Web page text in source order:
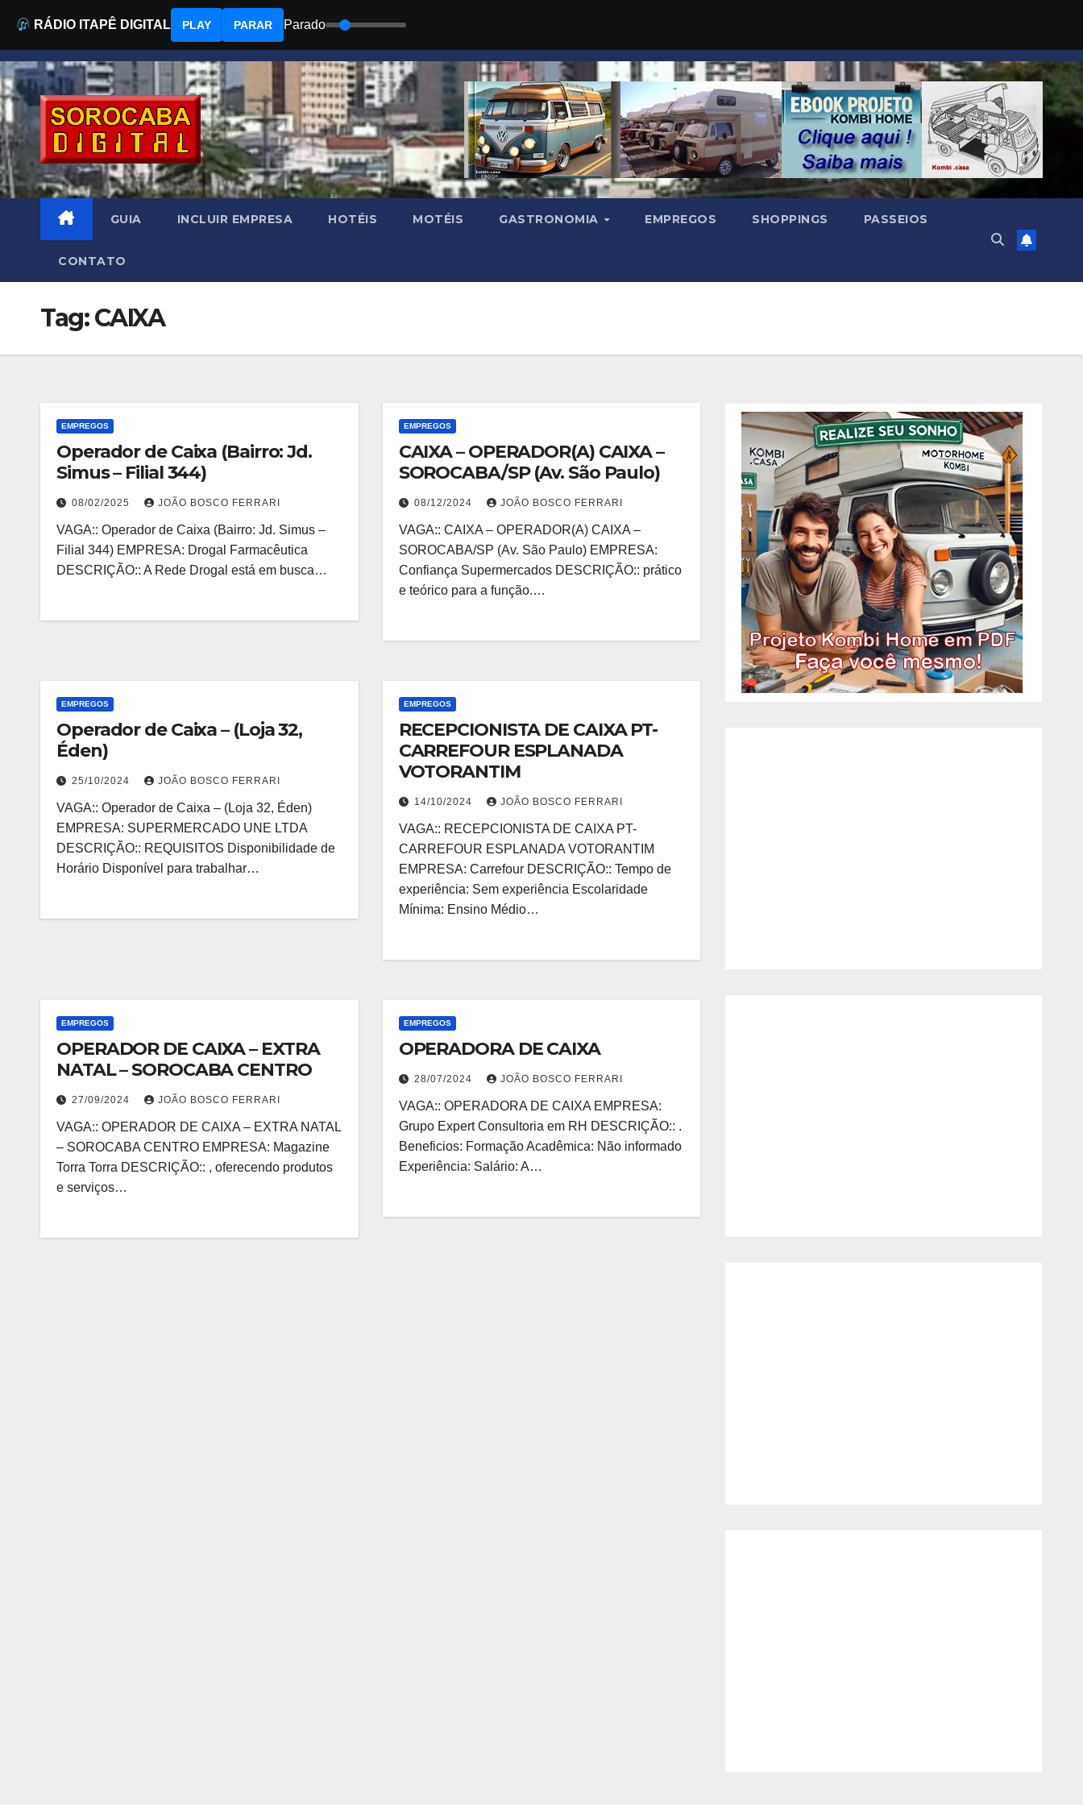
Skip
to
content
GUIA INCLUIR EMPRESA HOTÉIS MOTÉIS GASTRONOMIA EMPREGOS SHOPPINGS PASSEIOS
CONTATO
Tag:CAIXA
EMPREGOS
Operador de Caixa (Bairro: Jd.
Simus – Filial 344)
08/02/2025 JOÃO BOSCO FERRARI
VAGA:: Operador de Caixa (Bairro: Jd. Simus –
Filial 344) EMPRESA: Drogal Farmacêutica
DESCRIÇÃO:: A Rede Drogal está em busca…
EMPREGOS
CAIXA – OPERADOR(A) CAIXA –
SOROCABA/SP (Av. São Paulo)
08/12/2024 JOÃO BOSCO FERRARI
VAGA:: CAIXA – OPERADOR(A) CAIXA –
SOROCABA/SP (Av. São Paulo) EMPRESA:
Confiança Supermercados DESCRIÇÃO:: prático
e teórico para a função.…
EMPREGOS
Operador de Caixa – (Loja 32,
Éden)
25/10/2024 JOÃO BOSCO FERRARI
VAGA:: Operador de Caixa – (Loja 32, Éden)
EMPRESA: SUPERMERCADO UNE LTDA
DESCRIÇÃO:: REQUISITOS Disponibilidade de
Horário Disponível para trabalhar…
EMPREGOS
RECEPCIONISTA DE CAIXA PT-
CARREFOUR ESPLANADA
VOTORANTIM
14/10/2024 JOÃO BOSCO FERRARI
VAGA:: RECEPCIONISTA DE CAIXA PT-
CARREFOUR ESPLANADA VOTORANTIM
EMPRESA: Carrefour DESCRIÇÃO:: Tempo de
experiência: Sem experiência Escolaridade
Mínima: Ensino Médio…
EMPREGOS
OPERADOR DE CAIXA – EXTRA
NATAL – SOROCABA CENTRO
27/09/2024 JOÃO BOSCO FERRARI
VAGA:: OPERADOR DE CAIXA – EXTRA NATAL
– SOROCABA CENTRO EMPRESA: Magazine
Torra Torra DESCRIÇÃO:: , oferecendo produtos
e serviços…
EMPREGOS
OPERADORA DE CAIXA
28/07/2024 JOÃO BOSCO FERRARI
VAGA:: OPERADORA DE CAIXA EMPRESA:
Grupo Expert Consultoria em RH DESCRIÇÃO:: .
Beneficios: Formação Acadêmica: Não informado
Experiência: Salário: A…
RÁDIO ITAPÊ DIGITAL PLAY PARAR Parado